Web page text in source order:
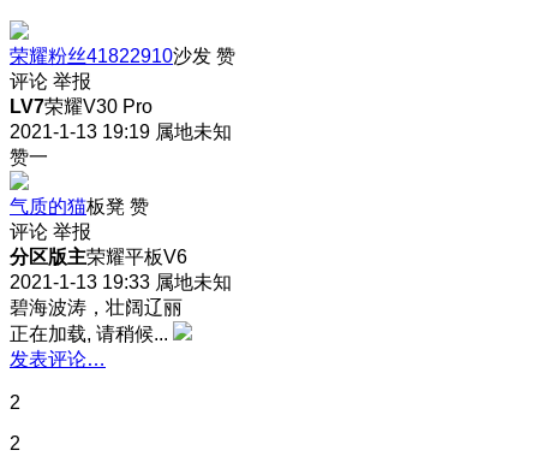
荣耀粉丝41822910沙发 赞
评论 举报
LV7荣耀V30 Pro
2021-1-13 19:19 属地未知
赞一
气质的猫板凳 赞
评论 举报
分区版主荣耀平板V6
2021-1-13 19:33 属地未知
碧海波涛，壮阔辽丽
正在加载, 请稍候...
发表评论…
2
2